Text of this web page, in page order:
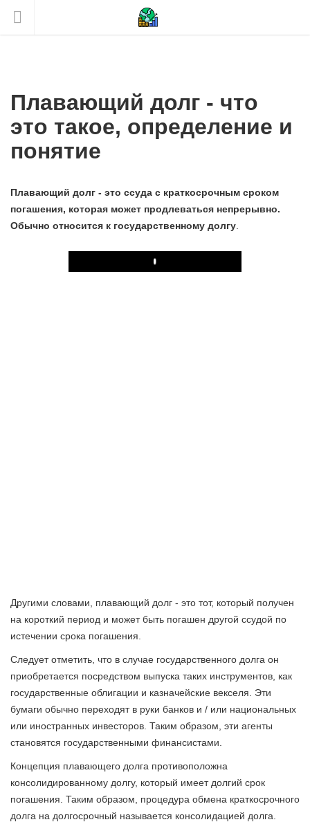
Плавающий долг - что
это такое, определение и
понятие
Плавающий долг - это ссуда с краткосрочным сроком
погашения, которая может продлеваться непрерывно.
Обычно относится к государственному долгу
Play
Другими словами, плавающий долг - это тот, который получен
на короткий период и может быть погашен другой ссудой по
истечении срока погашения.
Следует отметить, что в случае государственного долга он
приобретается посредством выпуска таких инструментов, как
государственные облигации и казначейские векселя. Эти
бумаги обычно переходят в руки банков и / или национальных
или иностранных инвесторов. Таким образом, эти агенты
становятся государственными финансистами.
Концепция плавающего долга противоположна
консолидированному долгу, который имеет долгий срок
погашения. Таким образом, процедура обмена краткосрочного
долга на долгосрочный называется консолидацией долга.